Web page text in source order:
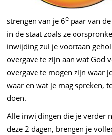
strengen van je 6e paar van
in de staat zoals ze
inwijding zul je voortaan
overgave te zijn aan wat God
overgave te mogen zijn waar
waar en wat je mag spreken,
doen.
Alle inwijdingen die je verder
deze 2 dagen, brengen je